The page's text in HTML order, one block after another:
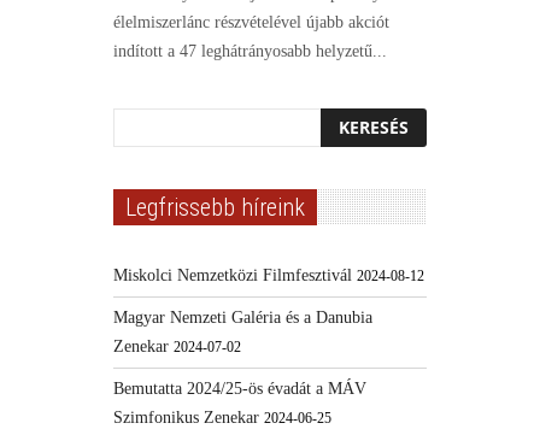
élelmiszerlánc részvételével újabb akciót
indított a 47 leghátrányosabb helyzetű...
Legfrissebb híreink
Miskolci Nemzetközi Filmfesztivál 2024-08-12
Magyar Nemzeti Galéria és a Danubia
Zenekar 2024-07-02
Bemutatta 2024/25-ös évadát a MÁV
Szimfonikus Zenekar 2024-06-25